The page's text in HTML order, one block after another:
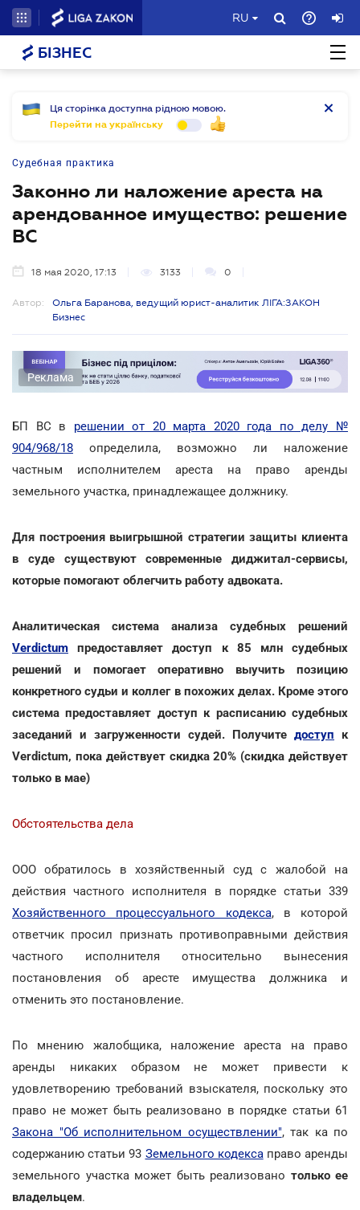
RU
БІЗНЕС
Ця сторінка доступна рідною мовою.
Перейти на українську
Судебная практика
Законно ли наложение ареста на
арендованное имущество: решение
ВС
18 мая 2020, 17:13 3133 0
Автор:
Ольга Баранова, ведущий юрист-аналитик ЛІГА:ЗАКОН
Бизнес
Реклама
БП ВС в решении от 20 марта 2020 года по делу №
904/968/18 определила, возможно ли наложение
частным исполнителем ареста на право аренды
земельного участка, принадлежащее должнику.
Для построения выигрышной стратегии защиты клиента
в суде существуют современные диджитал-сервисы,
которые помогают облегчить работу адвоката.
Аналитическая система анализа судебных решений
Verdictum предоставляет доступ к 85 млн судебных
решений и помогает оперативно выучить позицию
конкретного судьи и коллег в похожих делах. Кроме этого
система предоставляет доступ к расписанию судебных
заседаний и загруженности судей. Получите доступ к
Verdictum, пока действует скидка 20% (скидка действует
только в мае)
Обстоятельства дела
ООО обратилось в хозяйственный суд с жалобой на
действия частного исполнителя в порядке статьи 339
Хозяйственного процессуального кодекса, в которой
ответчик просил признать противоправными действия
частного исполнителя относительно вынесения
постановления об аресте имущества должника и
отменить это постановление.
По мнению жалобщика, наложение ареста на право
аренды никаких образом не может привести к
удовлетворению требований взыскателя, поскольку это
право не может быть реализовано в порядке статьи 61
Закона "Об исполнительном осуществлении", так ка по
содержанию статьи 93 Земельного кодексаправо аренды
земельного участка может быть реализовано только ее
владельцем.